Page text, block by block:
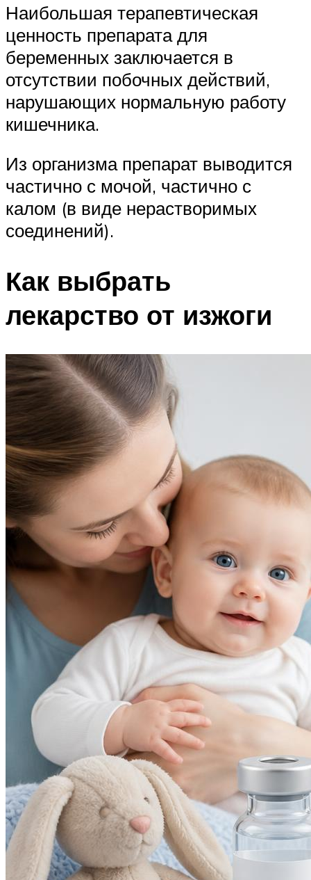
Наибольшая терапевтическая
ценность препарата для
беременных заключается в
отсутствии побочных действий,
нарушающих нормальную работу
кишечника.
Из организма препарат выводится
частично с мочой, частично с
калом (в виде нерастворимых
соединений).
Как выбрать
лекарство от изжоги